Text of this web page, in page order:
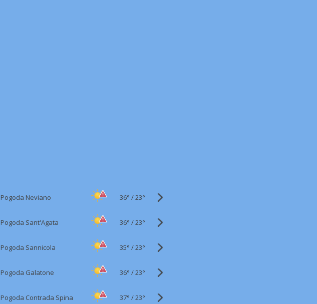
Pogoda Neviano 36° /23°
Pogoda Sant'Agata 36° /23°
Pogoda Sannicola 35° /23°
Pogoda Galatone 36° /23°
Pogoda Contrada Spina 37° /23°